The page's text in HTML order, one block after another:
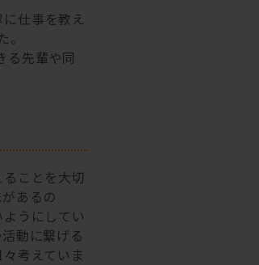
仕事を教え
る先輩や同
ことを大切
あるの
うにしてい
動に繋げる
考えていま